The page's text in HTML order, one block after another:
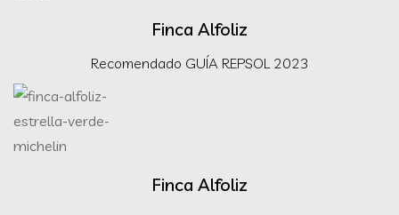
Finca Alfoliz
Recomendado GUÍA REPSOL 2023
Finca Alfoliz